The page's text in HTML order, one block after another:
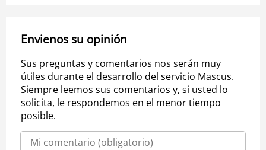
Envienos su opinión
Sus preguntas y comentarios nos serán muy
útiles durante el desarrollo del servicio Mascus.
Siempre leemos sus comentarios y, si usted lo
solicita, le respondemos en el menor tiempo
posible.